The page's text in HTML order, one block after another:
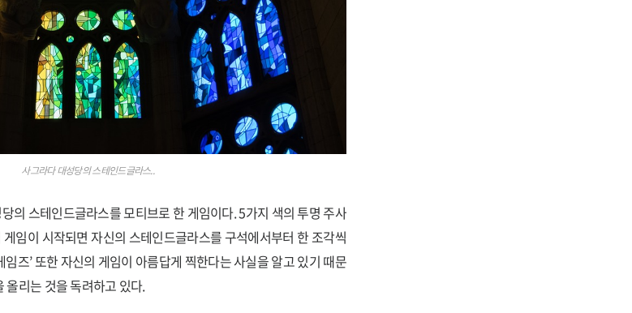
사그라다 대성당의 스테인드글라스..
의 스테인드글라스를 모티브로 한 게임이다. 5가지 색의 투명 주사
임이 시작되면 자신의 스테인드글라스를 구석에서부터 한 조각씩
임즈’ 또한 자신의 게임이 아름답게 찍한다는 사실을 알고 있기 때문
올리는 것을 독려하고 있다.